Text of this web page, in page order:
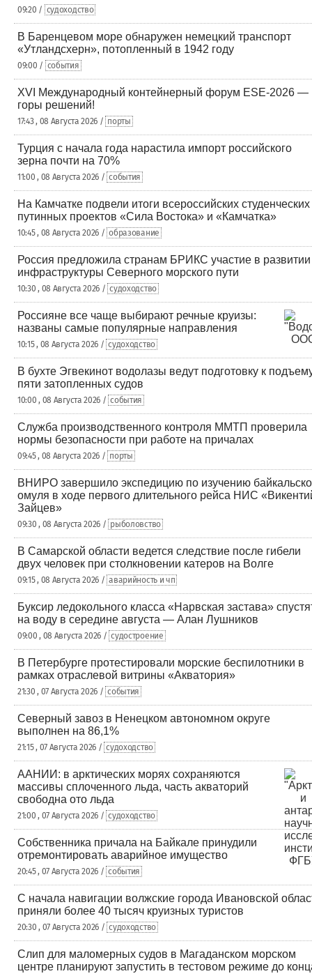
09:20 / судоходство
В Баренцевом море обнаружен немецкий транспорт
«Утландсхерн», потопленный в 1942 году
09:00 / события
XVI Международный контейнерный форум ESE-2026 —
горы решений!
17:43 , 08 Августа 2026 / порты
Турция с начала года нарастила импорт российского
зерна почти на 70%
11:00 , 08 Августа 2026 / события
На Камчатке подвели итоги всероссийских студенческих
путинных проектов «Сила Востока» и «Камчатка»
10:45 , 08 Августа 2026 / образование
Россия предложила странам БРИКС участие в развитии
инфраструктуры Северного морского пути
10:30 , 08 Августа 2026 / судоходство
Россияне все чаще выбирают речные круизы:
названы самые популярные направления
10:15 , 08 Августа 2026 / судоходство
В бухте Эгвекинот водолазы ведут подготовку к
пяти затопленных судов
10:00 , 08 Августа 2026 / события
Служба производственного контроля ММТП проверила
нормы безопасности при работе на причалах
09:45 , 08 Августа 2026 / порты
ВНИРО завершило экспедицию по изучению
омуля в ходе первого длительного рейса НИС
Зайцев»
09:30 , 08 Августа 2026 / рыболовство
В Самарской области ведется следствие после гибели
двух человек при столкновении катеров на Волге
09:15 , 08 Августа 2026 / аварийность и чп
Буксир ледокольного класса «Нарвская застава»
на воду в середине августа — Алан Лушников
09:00 , 08 Августа 2026 / судостроение
В Петербурге протестировали морские беспилотники в
рамках отраслевой витрины «Акватория»
21:30 , 07 Августа 2026 / события
Северный завоз в Ненецком автономном округе
выполнен на 86,1%
21:15 , 07 Августа 2026 / судоходство
ААНИИ: в арктических морях сохраняются
массивы сплоченного льда, часть акваторий
свободна ото льда
21:00 , 07 Августа 2026 / судоходство
Собственника причала на Байкале принудили
отремонтировать аварийное имущество
20:45 , 07 Августа 2026 / события
С начала навигации волжские города Ивановской
приняли более 40 тысяч круизных туристов
20:30 , 07 Августа 2026 / судоходство
Слип для маломерных судов в Магаданском морском
центре планируют запустить в тестовом режиме до